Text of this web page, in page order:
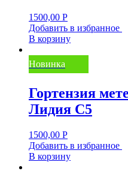
1500,00 Р
Добавить в избранное
В корзину
Новинка
Гортензия
Лидия С5
1500,00 Р
Добавить в избранное
В корзину